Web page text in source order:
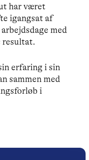
har været
igangsat af
med
resultat.
erfaring i sin
sammen med
i